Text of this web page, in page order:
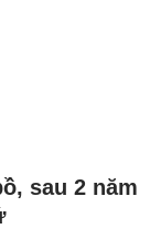
sau 2 năm